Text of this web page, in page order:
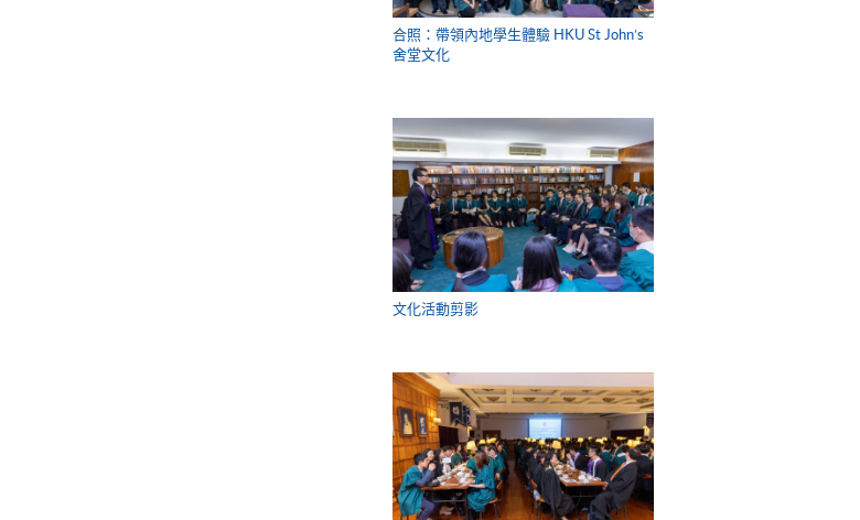
合照：帶領內地學生體驗 HKU St John’s
舍堂文化
文化活動剪影